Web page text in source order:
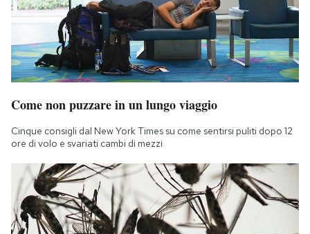
Come non puzzare in un lungo viaggio
Cinque consigli dal New York Times su come sentirsi puliti dopo 12
ore di volo e svariati cambi di mezzi